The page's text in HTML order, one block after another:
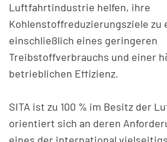
Luftfahrtindustrie helfen, ihre
Kohlenstoffreduzierungsziele zu
einschließlich eines geringeren
Treibstoffverbrauchs und einer
betrieblichen Effizienz.
SITA ist zu 100 % im Besitz der
orientiert sich an deren